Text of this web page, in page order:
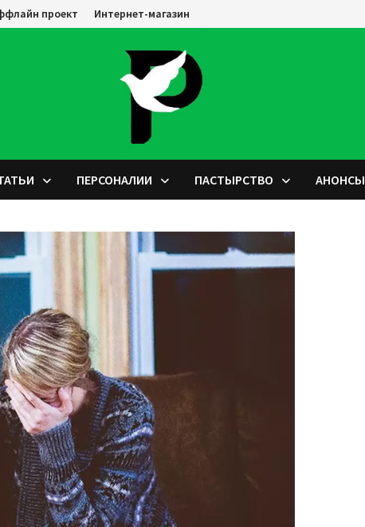
проект Интернет-магазин
ПЕРСОНАЛИИ ПАСТЫРСТВО АНОНСЫ